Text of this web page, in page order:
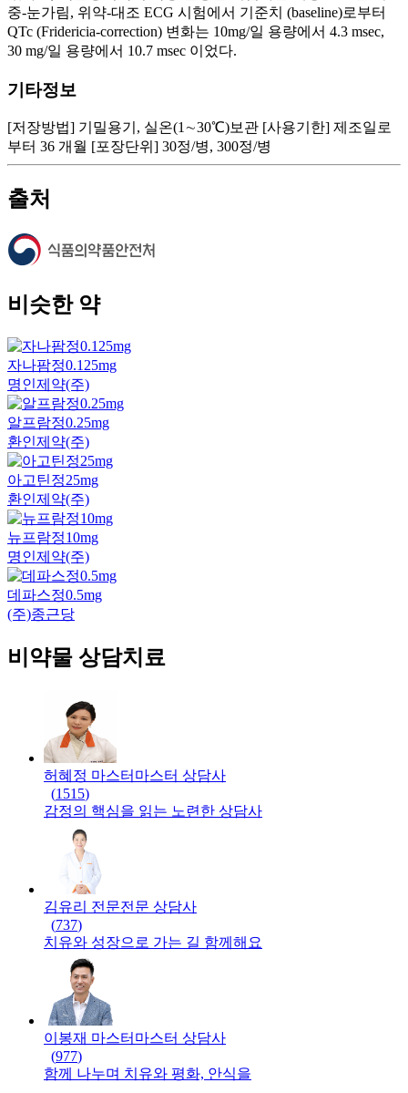
기타정보
[저장방법] 기밀용기, 실온(1∼30℃)보관 [사용기한] 제조일로
부터 36 개월 [포장단위] 30정/병, 300정/병
출처
비슷한 약
자나팜정0.125mg
명인제약(주)
알프람정0.25mg
환인제약(주)
아고틴정25mg
환인제약(주)
뉴프람정10mg
명인제약(주)
데파스정0.5mg
(주)종근당
비약물 상담치료
허혜정 마스터 마스터 상담사
(1515)
감정의 핵심을 읽는 노련한 상담사
김유리 전문전문 상담사
(737)
치유와 성장으로 가는 길 함께해요
이봉재 마스터 마스터 상담사
(977)
함께 나누며 치유와 평화, 안식을